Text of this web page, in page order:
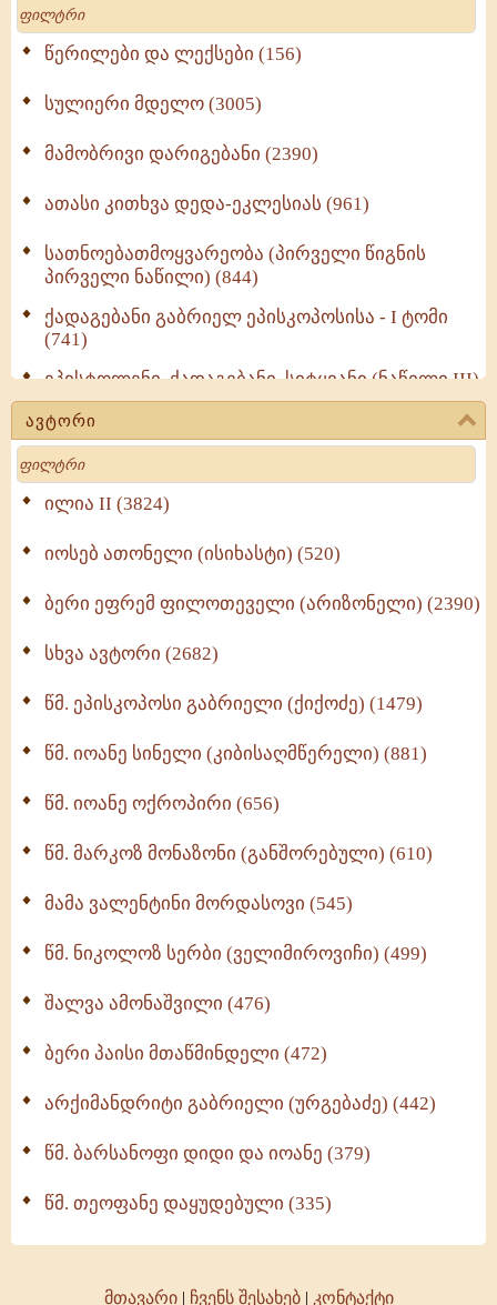
Search
წერილები და ლექსები (156)
სულიერი მდელო (3005)
მამობრივი დარიგებანი (2390)
ათასი კითხვა დედა-ეკლესიას (961)
სათნოებათმოყვარეობა (პირველი წიგნის
პირველი ნაწილი) (844)
ქადაგებანი გაბრიელ ეპისკოპოსისა - I ტომი
(741)
ეპისტოლენი, ქადაგებანი, სიტყვანი (ნაწილი III)
(723)
მოძღვრის ძალზე სასარგებლო რჩევები
მრევლისათვის (545)
Wisdomge (514)
ქადაგებანი გაბრიელ ეპისკოპოსისა - II ტომი
სულიერი ცხოვრების სახელმძღვანელო -
ნაწილი II (369)
ავტორი
Search
ილია II (3824)
იოსებ ათონელი (ისიხასტი) (520)
ბერი ეფრემ ფილოთეველი (არიზონელი) (2390)
სხვა ავტორი (2682)
წმ. ეპისკოპოსი გაბრიელი (ქიქოძე) (1479)
წმ. იოანე სინელი (კიბისაღმწერელი) (881)
წმ. იოანე ოქროპირი (656)
წმ. მარკოზ მონაზონი (განშორებული) (610)
მამა ვალენტინი მორდასოვი (545)
წმ. ნიკოლოზ სერბი (ველიმიროვიჩი) (499)
შალვა ამონაშვილი (476)
ბერი პაისი მთაწმინდელი (472)
არქიმანდრიტი გაბრიელი (ურგებაძე) (442)
წმ. ბარსანოფი დიდი და იოანე (379)
წმ. თეოფანე დაყუდებული (335)
მთავარი| ჩვენს შესახებ| კონტაქტი